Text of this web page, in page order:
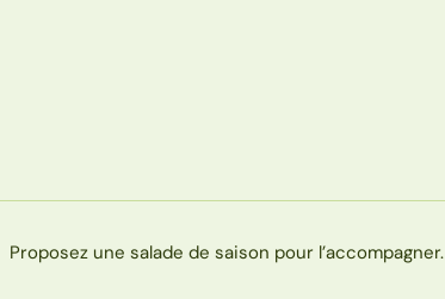
Proposez une salade de saison pour l’accompagner.